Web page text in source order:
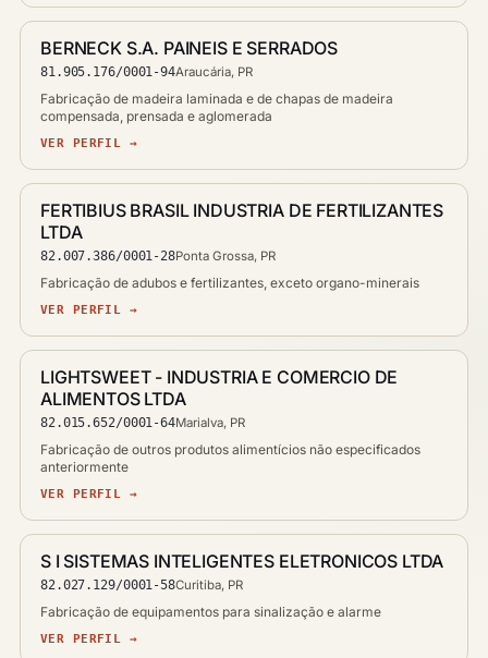
BERNECK S.A. PAINEIS E SERRADOS
81.905.176/0001-94Araucária, PR
Fabricação de madeira laminada e de chapas de madeira
compensada, prensada e aglomerada
VER PERFIL →
FERTIBIUS BRASIL INDUSTRIA DE FERTILIZANTES
LTDA
82.007.386/0001-28Ponta Grossa, PR
Fabricação de adubos e fertilizantes, exceto organo-minerais
VER PERFIL →
LIGHTSWEET - INDUSTRIA E COMERCIO DE
ALIMENTOS LTDA
82.015.652/0001-64Marialva, PR
Fabricação de outros produtos alimentícios não especificados
anteriormente
VER PERFIL →
S I SISTEMAS INTELIGENTES ELETRONICOS LTDA
82.027.129/0001-58Curitiba, PR
Fabricação de equipamentos para sinalização e alarme
VER PERFIL →